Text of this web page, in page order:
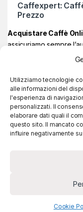
Utilizziamo tecnologie
alle informazioni del
l'esperienza di
personalizzati. Il
elaborare dati quali il
questo sito. Il mancato
influire negativamente
Cookie
Caffexpert:
Prezzo
Acquistare Caffè
assicuriamo sempre
prodotti, garantiti
Sul nostro store
quelli più amati e
consegna è sempre